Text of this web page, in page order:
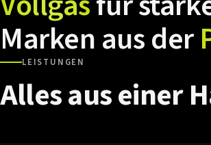
Markenausder
LEISTUNGEN
Allesauseiner